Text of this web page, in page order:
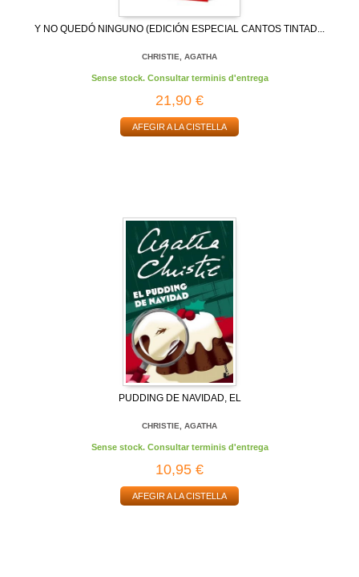
Y NO QUEDÓ NINGUNO (EDICIÓN ESPECIAL CANTOS TINTAD...
CHRISTIE, AGATHA
Sense stock. Consultar terminis d'entrega
21,90 €
AFEGIR A LA CISTELLA
PUDDING DE NAVIDAD, EL
CHRISTIE, AGATHA
Sense stock. Consultar terminis d'entrega
10,95 €
AFEGIR A LA CISTELLA